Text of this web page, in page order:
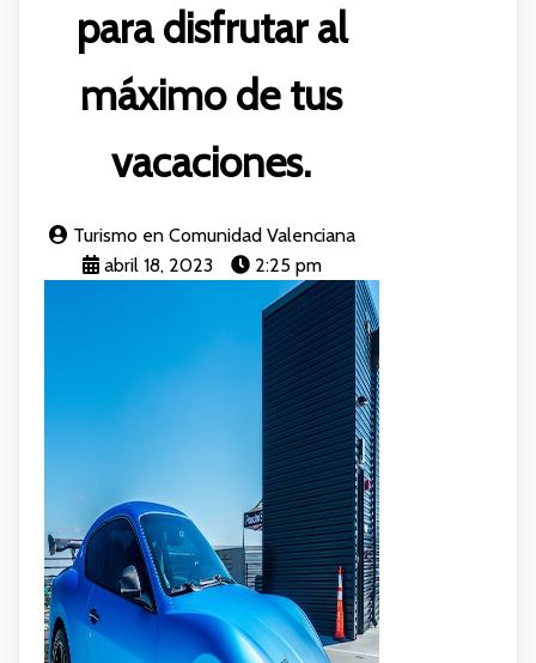
para disfrutar al
máximo de tus
vacaciones.
Turismo en Comunidad Valenciana
abril 18, 2023
2:25 pm